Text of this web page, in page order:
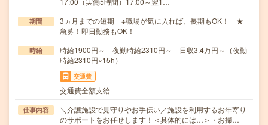
期間
3ヵ月までの短期 ※職場が気に入れば、長期もOK！ ★
急募！即日勤務もOK！
時給
時給1900円～ 夜勤時給2310円～ 日収3.4万円～（夜勤
時給2310円×15h）
交通費
交通費全額支給
仕事内容
＼介護施設で見守りやお手伝い／施設を利用するお年寄り
のサポートをお任せします！＜具体的には…＞・お掃…